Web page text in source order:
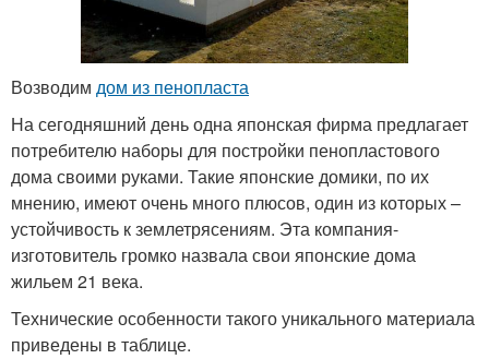
Возводим дом из пенопласта
На сегодняшний день одна японская фирма предлагает
потребителю наборы для постройки пенопластового
дома своими руками. Такие японские домики, по их
мнению, имеют очень много плюсов, один из которых –
устойчивость к землетрясениям. Эта компания-
изготовитель громко назвала свои японские дома
жильем 21 века.
Технические особенности такого уникального материала
приведены в таблице.